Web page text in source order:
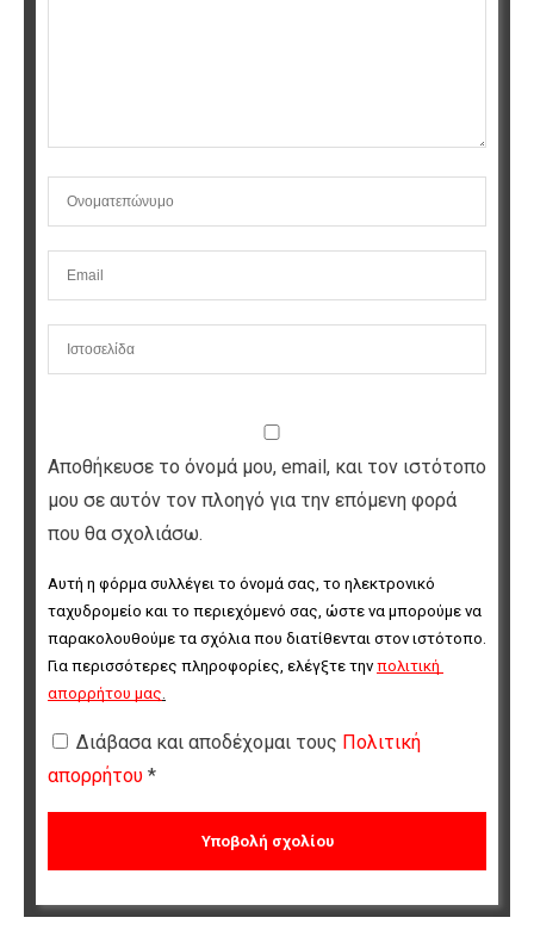
Αποθήκευσε το όνομά μου, email, και τον ιστότοπο
μου σε αυτόν τον πλοηγό για την επόμενη φορά
που θα σχολιάσω.
Αυτή η φόρμα συλλέγει το όνομά σας, το ηλεκτρονικό
ταχυδρομείο και το περιεχόμενό σας, ώστε να μπορούμε να
παρακολουθούμε τα σχόλια που διατίθενται στον ιστότοπο.
Για περισσότερες πληροφορίες, ελέγξτε την πολιτική
απορρήτου μας.
Διάβασα και αποδέχομαι τους Πολιτική
απορρήτου *